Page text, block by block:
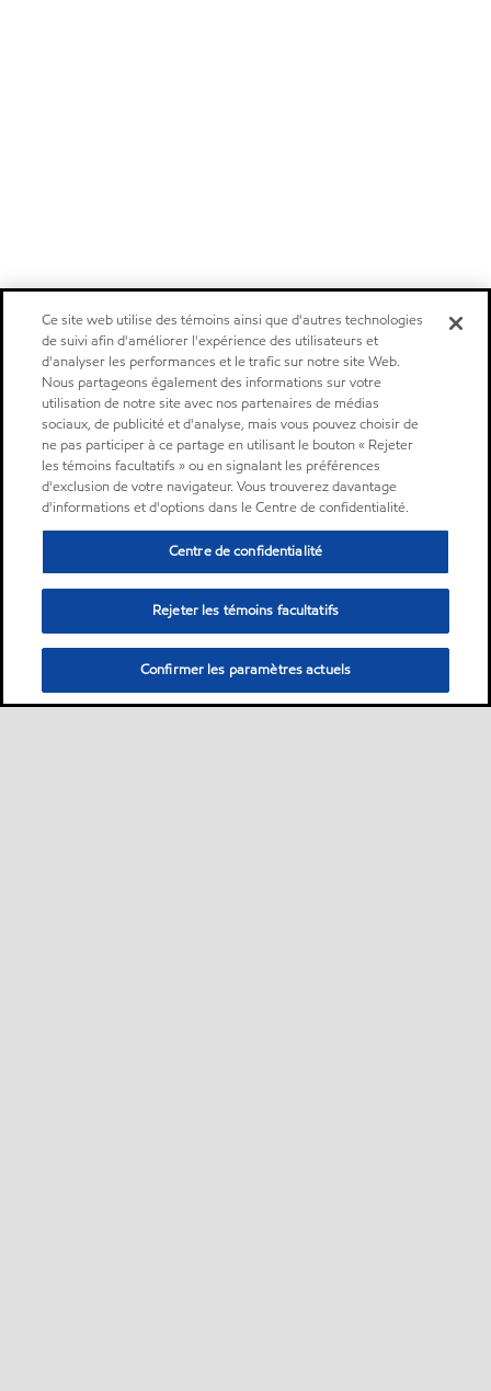
Ce site web utilise des témoins ainsi que d'autres technologies
de suivi afin d'améliorer l'expérience des utilisateurs et
d'analyser les performances et le trafic sur notre site Web.
Nous partageons également des informations sur votre
utilisation de notre site avec nos partenaires de médias
sociaux, de publicité et d'analyse, mais vous pouvez choisir de
ne pas participer à ce partage en utilisant le bouton « Rejeter
les témoins facultatifs » ou en signalant les préférences
d'exclusion de votre navigateur. Vous trouverez davantage
d'informations et d'options dans le Centre de confidentialité.
Centre de confidentialité
Rejeter les témoins facultatifs
Confirmer les paramètres actuels